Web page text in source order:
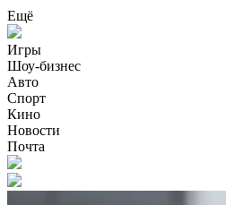
Ещё
Игры
Шоу-бизнес
Авто
Спорт
Кино
Новости
Почта